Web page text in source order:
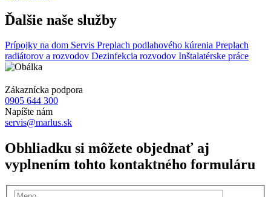
Ďalšie naše služby
Prípojky na dom Servis Preplach podlahového kúrenia Preplach
radiátorov a rozvodov Dezinfekcia rozvodov Inštalatérske práce
Zákaznícka podpora
0905 644 300
Napíšte nám
servis@marlus.sk
Obhliadku si môžete objednať aj
vyplnením tohto kontaktného formuláru